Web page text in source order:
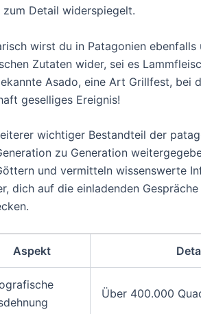
zum Detail widerspiegelt.
wirst du in Patagonien
Zutaten wider, sei es
Asado, eine Art Grillfest, bei
geselliges Ereignis!
wichtiger Bestandteil der
zu Generation
und vermitteln wissenswerte
dich auf die einladenden
Aspekt
Über 400.000